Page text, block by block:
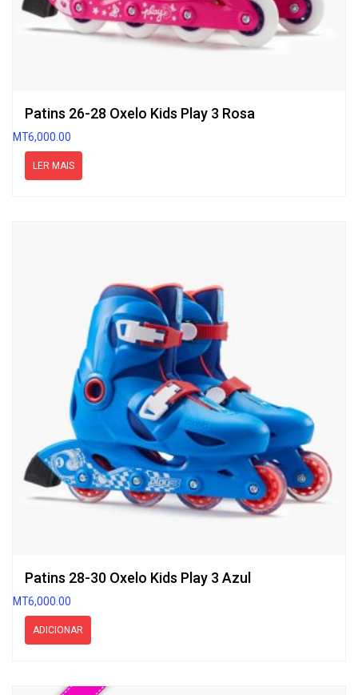
Patins 26-28 Oxelo Kids Play 3 Rosa
MT6,000.00
LER MAIS
Patins 28-30 Oxelo Kids Play 3 Azul
MT6,000.00
ADICIONAR